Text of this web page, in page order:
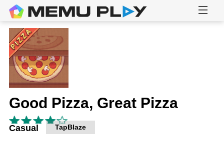
Good Pizza, Great Pizza
Casual TapBlaze